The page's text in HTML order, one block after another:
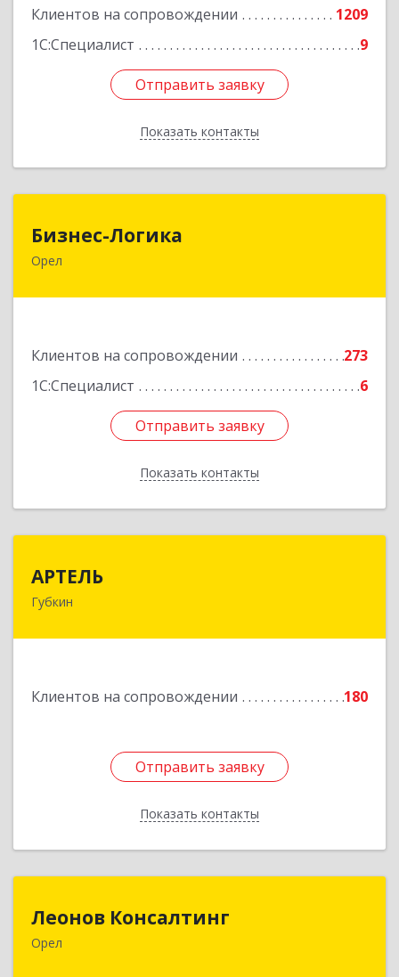
Клиентов на сопровождении
1209
1С:Специалист
9
Отправить заявку
Показать контакты
Отправить заявку
Назад
Бизнес-Логика
Орел
Клиентов на сопровождении
273
1С:Специалист
6
Отправить заявку
Показать контакты
302028, Орловская обл, Орловский р-н, Орел г,
Отправить заявку
Назад
АРТЕЛЬ
Губкин
Клиентов на сопровождении 180
Отправить заявку
Показать контакты
309181, Белгородская обл, Губкинский р-н,
Отправить заявку
Назад
Леонов Консалтинг
Орел
302030, Орловская обл, Орловский р-н, Орел г,